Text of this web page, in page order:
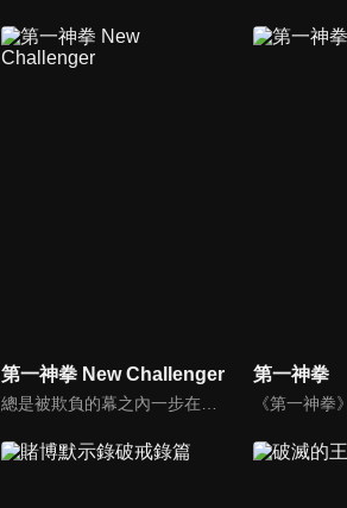
第一神拳 New Challenger 第一神拳